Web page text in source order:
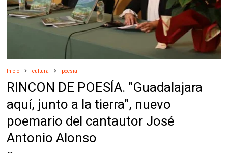
Inicio cultura poesia
RINCON DE POESÍA. "Guadalajara
aquí, junto a la tierra", nuevo
poemario del cantautor José
Antonio Alonso